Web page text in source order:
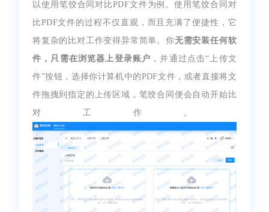
以使用笔饺合同对比PDF文件为例。使用笔饺合同对
比PDF文件的过程不仅直观，而且充满了便捷性，它
将复杂的比对工作变得异常简单。你无需安装任何软
件，只需在浏览器上登录账户 ，并通过点击“上传文
件”按钮，选择你计算机中的PDF文件，或者直接将文
件拖拽到指定的上传区域，笔饺合同便会自动开始比
对工作。